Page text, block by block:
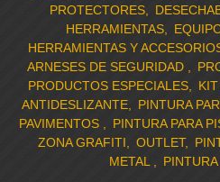
PROTECTORES
HERRAMIENTAS
HERRAMIENTAS Y
ARNESES DE SEGURIDAD
PRODUCTOS ESPECIALES
ANTIDESLIZANTE
PINTURA
PAVIMENTOS
PINTURA PARA
ZONA GRAFITI
OUTLET
METAL